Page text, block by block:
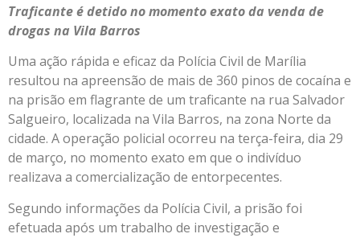
Traficante é detido no momento exato da venda de
drogas na Vila Barros
Uma ação rápida e eficaz da Polícia Civil de Marília
resultou na apreensão de mais de 360 pinos de cocaína e
na prisão em flagrante de um traficante na rua Salvador
Salgueiro, localizada na Vila Barros, na zona Norte da
cidade. A operação policial ocorreu na terça-feira, dia 29
de março, no momento exato em que o indivíduo
realizava a comercialização de entorpecentes.
Segundo informações da Polícia Civil, a prisão foi
efetuada após um trabalho de investigação e